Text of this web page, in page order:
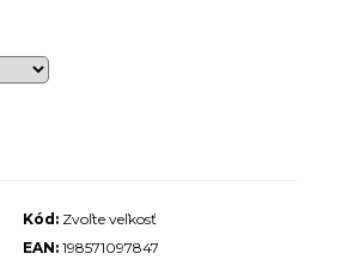
Kód: Zvoľte veľkosť
EAN: 198571097847